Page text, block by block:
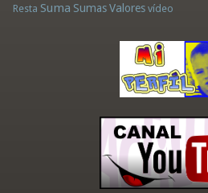
Resta Suma Sumas Valores vídeo